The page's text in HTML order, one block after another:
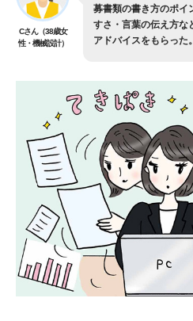
Cさん（38歳女
性・機械設計）
募書類の書き方のポイ
すさ・言葉の伝え方な
アドバイスをもらった。